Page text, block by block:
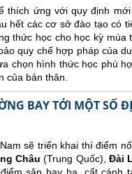
thích ứng với quy định
hết các cơ sở đào tạo có
thức học cho học kỳ
quy chế hợp pháp của
chọn hình thức học phù
của bản thân.
BAY TỚI MỘT SỐ
sẽ triển khai thí điểm
Châu (Trung Quốc), Đài